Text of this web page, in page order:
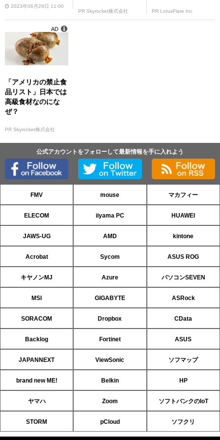
2023年06月29日 11:00
PR Skyrocket株式会社
PR LotusFlare Inc
「アメリカの禁止食
品リスト」日本では
高級食材なのにな
ぜ？
PR Skyrocket株式会社
AD
公式アカウントをフォローして最新情報を手に入れよう
FMV mouse マカフィー
ELECOM iiyama PC HUAWEI
JAWS-UG AMD kintone
Acrobat Sycom ASUS ROG
キヤノンMJ Azure パソコンSEVEN
MSI GIGABYTE ASRock
SORACOM Dropbox CData
Backlog Fortinet ASUS
JAPANNEXT ViewSonic ソフマップ
brand new ME! Belkin HP
ヤマハ Zoom ソフトバンクのIoT
STORM pCloud ソフクリ